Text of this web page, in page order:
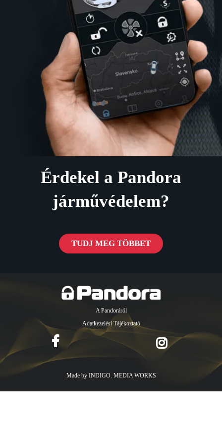
Érdekel a Pandora
járművédelem?
TUDJ MEG TÖBBET
A Pandoráról
Adatkezelési Tájékoztató
Made byINDIGO. MEDIA WORKS